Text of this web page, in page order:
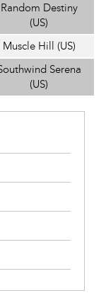
Random Destiny
(US)
Muscle Hill (US)
Serena
(US)